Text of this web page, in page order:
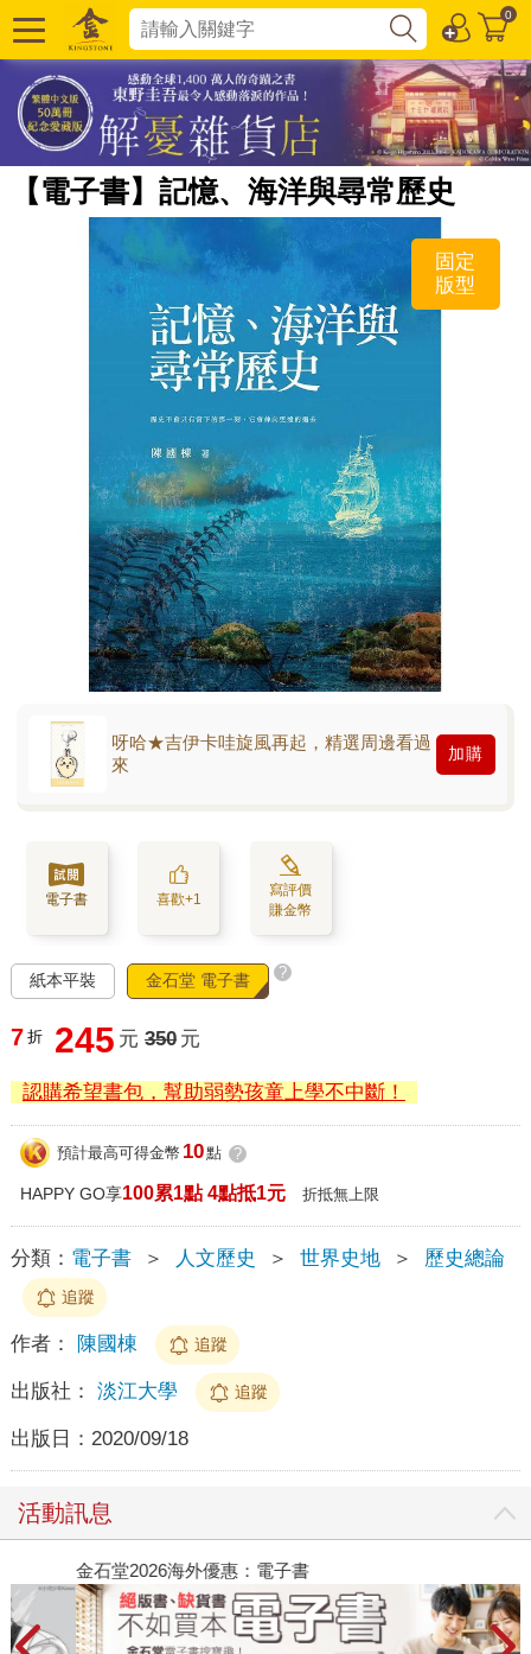
0
【電子書】記憶、海洋與尋常歷史
固定
版型
呀哈★吉伊卡哇旋風再起，精選周邊看過
來
加購
電子書 喜歡+1
寫評價
賺金幣
紙本平裝 金石堂 電子書 ?
7 折 245 元 350 元
認購希望書包，幫助弱勢孩童上學不中斷！
預計最高可得金幣 10點 ?
HAPPY GO享100累1點 4點抵1元 折抵無上限
分類： 電子書 ＞ 人文歷史 ＞ 世界史地 ＞ 歷史總論
追蹤
作者： 陳國棟 追蹤
出版社： 淡江大學 追蹤
出版日： 2020/09/18
活動訊息
金石堂2026海外優惠：電子書